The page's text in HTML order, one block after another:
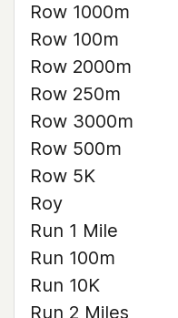
Row 1000m
Row 100m
Row 2000m
Row 250m
Row 3000m
Row 500m
Row 5K
Roy
Run 1 Mile
Run 100m
Run 10K
Run 2 Miles